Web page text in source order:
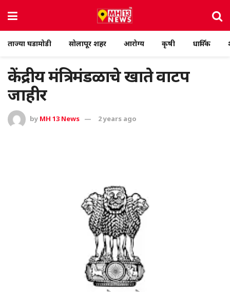
ताज्या घडामोडी सोलापूर शहर आरोग्य कृषी धार्मिक
केंद्रीय मंत्रिमंडळाचे खाते वाटप
जाहीर
by MH 13 News 2 years ago